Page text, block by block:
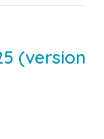
(version